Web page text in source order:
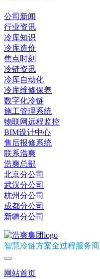
公司新闻
行业资讯
冷库知识
冷库造价
焦点时刻
冷链资讯
冷库自动化
冷库维修保养
数字化冷链
施工管理系统
物联网远程监控
BIM设计中心
售后报修系统
联系浩爽
浩爽总部
北京分公司
武汉分公司
杭州分公司
成都分公司
新疆分公司
智慧冷链方案全过程服务商
网站首页